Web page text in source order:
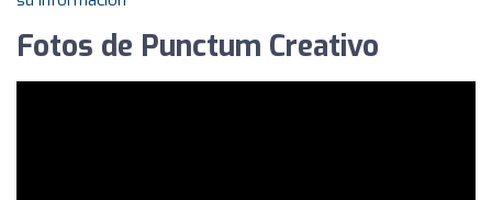
Fotos de Punctum Creativo